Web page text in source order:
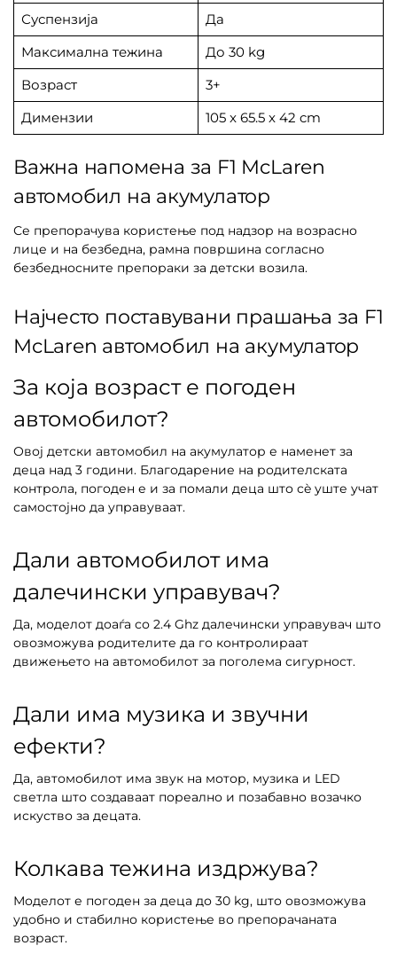
Суспензија
Да
Максимална тежина
До 30 kg
Возраст
3+
Димензии
105 x 65.5 x 42 cm
Важна напомена за F1 McLaren
автомобил на акумулатор
Се препорачува користење под надзор на возрасно
лице и на безбедна, рамна површина согласно
безбедносните препораки за детски возила.
Најчесто поставувани прашања за F1
McLaren автомобил на акумулатор
За која возраст е погоден
автомобилот?
Овој детски автомобил на акумулатор е наменет за
деца над 3 години. Благодарение на родителската
контрола, погоден е и за помали деца што сè уште учат
самостојно да управуваат.
Дали автомобилот има
далечински управувач?
Да, моделот доаѓа со 2.4 Ghz далечински управувач што
овозможува родителите да го контролираат
движењето на автомобилот за поголема сигурност.
Дали има музика и звучни
ефекти?
Да, автомобилот има звук на мотор, музика и LED
светла што создаваат пореално и позабавно возачко
искуство за децата.
Колкава тежина издржува?
Моделот е погоден за деца до 30 kg, што овозможува
удобно и стабилно користење во препорачаната
возраст.